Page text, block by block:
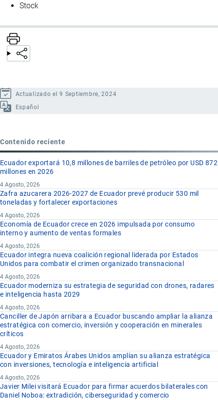
Stock
Actualizado el 9 Septiembre, 2024
Español
Contenido reciente
Ecuador exportará 10,8 millones de barriles de petróleo por USD 872
millones en 2026
4 Agosto, 2026
Zafra azucarera 2026-2027 de Ecuador prevé producir 530 mil
toneladas y fortalecer exportaciones
4 Agosto, 2026
Economía de Ecuador crece en 2026 impulsada por consumo
interno y aumento de ventas formales
4 Agosto, 2026
Ecuador integra nueva coalición regional liderada por Estados
Unidos para combatir el crimen organizado transnacional
4 Agosto, 2026
Ecuador moderniza su estrategia de seguridad con drones, radares
e inteligencia hasta 2029
4 Agosto, 2026
Canciller de Japón arribara a Ecuador buscando ampliar la alianza
estratégica con comercio, inversión y cooperación en minerales
críticos
4 Agosto, 2026
Ecuador y Emiratos Árabes Unidos amplían su alianza estratégica
con inversiones, tecnología e inteligencia artificial
4 Agosto, 2026
Javier Milei visitará Ecuador para firmar acuerdos bilaterales con
Daniel Noboa: extradición, ciberseguridad y comercio